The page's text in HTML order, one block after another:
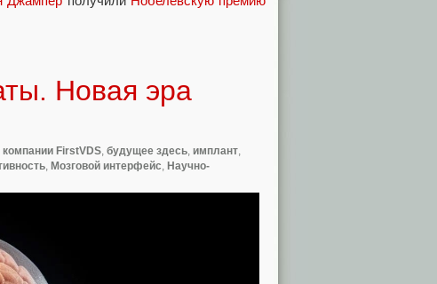
Новая эра
компании FirstVDS, будущее здесь, имплант,
, Мозговой интерфейс, Научно-